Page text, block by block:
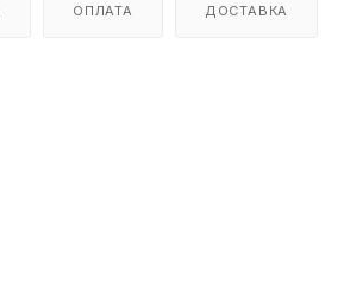
ОПЛАТА ДОСТАВКА